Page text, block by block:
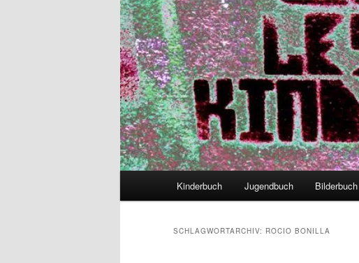
Kinderbuch Jugendbuch Bilderbuch
SCHLAGWORTARCHIV: ROCIO BONILLA